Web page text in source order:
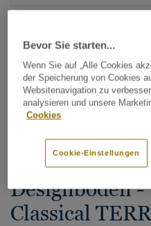
Tarkett Zubehör
Dekorative
Designböden -
Classical
Bevor Sie starten...
Wenn Sie auf „Alle Cookies
der Speicherung von Cookies
Websitenavigation zu
analysieren und unsere
Cookies
Cookie-Einstellungen